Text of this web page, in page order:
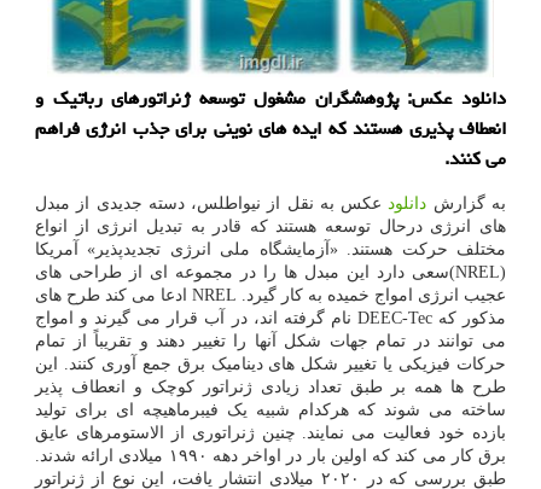
دانلود عکس: پژوهشگران مشغول توسعه ژنراتورهای رباتیک و
انعطاف پذیری هستند که ایده های نوینی برای جذب انرژی فراهم
می کنند.
به گزارش دانلود عکس به نقل از نیواطلس، دسته جدیدی از مبدل
های انرژی درحال توسعه هستند که قادر به تبدیل انرژی از انواع
مختلف حرکت هستند. «آزمایشگاه ملی انرژی تجدیدپذیر» آمریکا
(NREL)سعی دارد این مبدل ها را در مجموعه ای از طراحی های
عجیب انرژی امواج خمیده به کار گیرد. NREL ادعا می کند طرح های
مذکور که DEEC-Tec نام گرفته اند، در آب قرار می گیرند و امواج
می توانند در تمام جهات شکل آنها را تغییر دهند و تقریباً از تمام
حرکات فیزیکی یا تغییر شکل های دینامیک برق جمع آوری کنند. این
طرح ها همه بر طبق تعداد زیادی ژنراتور کوچک و انعطاف پذیر
ساخته می شوند که هرکدام شبیه یک فیبرماهیچه ای برای تولید
بازده خود فعالیت می نمایند. چنین ژنراتوری از الاستومرهای عایق
برق کار می کند که اولین بار در اواخر دهه ۱۹۹۰ میلادی ارائه شدند.
طبق بررسی که در ۲۰۲۰ میلادی انتشار یافت، این نوع از ژنراتور